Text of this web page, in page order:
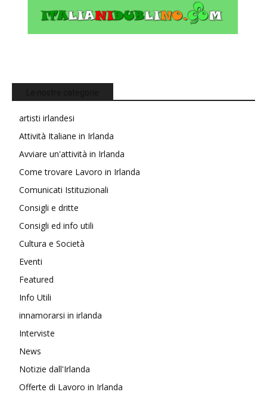
artisti irlandesi
Attività Italiane in Irlanda
Avviare un'attività in Irlanda
Come trovare Lavoro in Irlanda
Comunicati Istituzionali
Consigli e dritte
Consigli ed info utili
Cultura e Società
Eventi
Featured
Info Utili
innamorarsi in irlanda
Interviste
News
Notizie dall'Irlanda
Offerte di Lavoro in Irlanda